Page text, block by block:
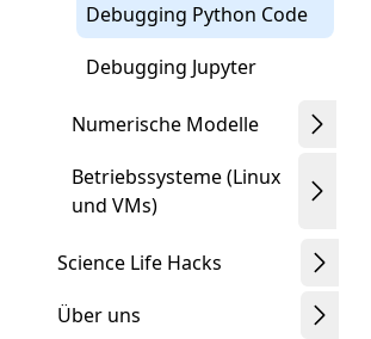
Debugging Python Code
Debugging Jupyter
Numerische Modelle
Betriebssysteme (Linux
und VMs)
Science Life Hacks
Über uns